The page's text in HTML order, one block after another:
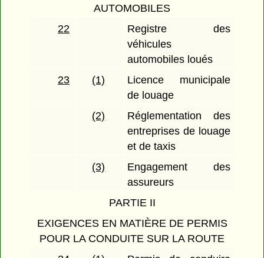
AUTOMOBILES
22
Registre des
véhicules
automobiles loués
23
(1)
Licence municipale
de louage
(2)
Réglementation des
entreprises de louage
et de taxis
(3)
Engagement des
assureurs
PARTIE II
EXIGENCES EN MATIÈRE DE PERMIS
POUR LA CONDUITE SUR LA ROUTE